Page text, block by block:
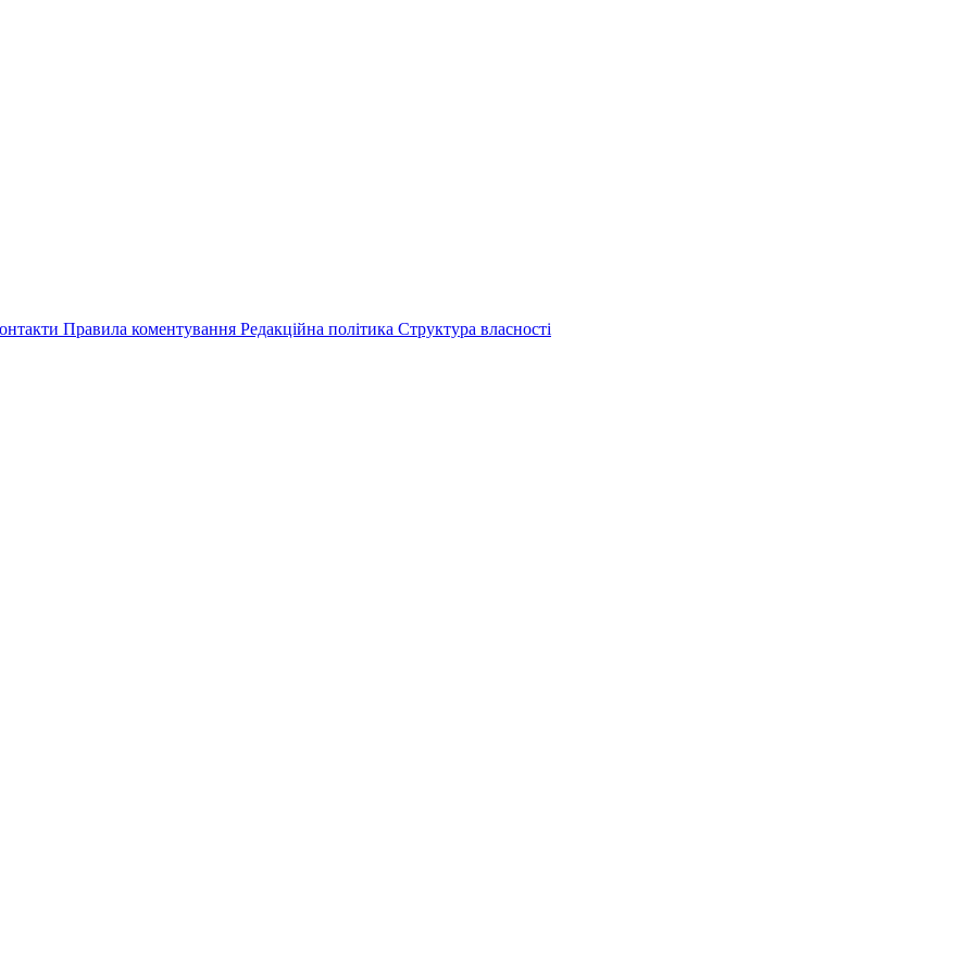
Правила коментування Редакційна політика Структура власності